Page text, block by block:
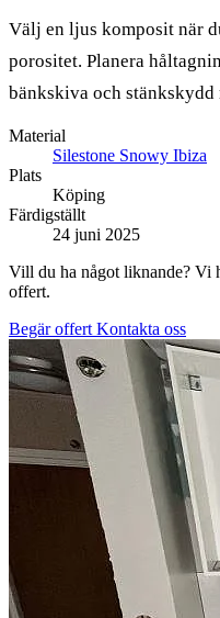
Välj en ljus komposit när
porositet. Planera
bänkskiva och
Material
Silestone Snowy Ibiza
Plats
Köping
Färdigställt
24 juni 2025
Vill du ha något liknande? Vi
offert.
Begär offert Kontakta oss